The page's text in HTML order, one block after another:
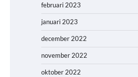
februari 2023
januari 2023
december 2022
november 2022
oktober 2022